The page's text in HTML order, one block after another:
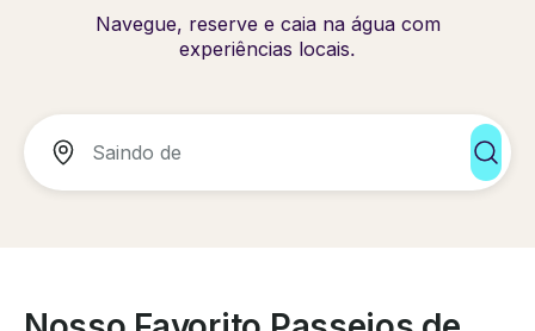
Navegue, reserve e caia na água com
experiências locais.